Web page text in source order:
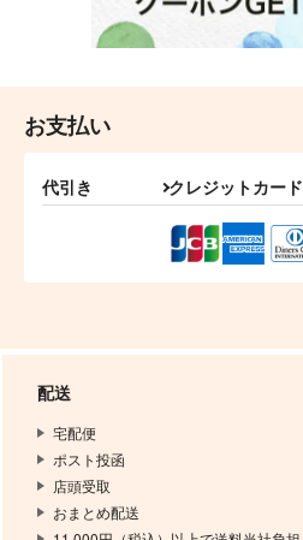
お支払い
代引き クレジットカード
配送
宅配便
ポスト投函
店頭受取
おまとめ配送